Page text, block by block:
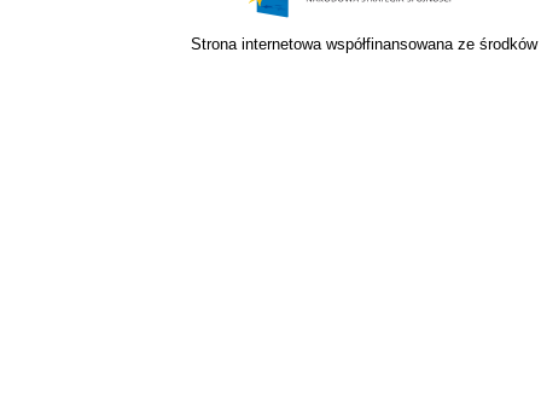
Strona internetowa współfinansowana ze